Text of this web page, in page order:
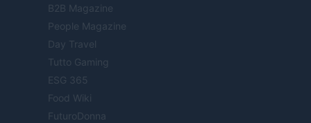
B2B Magazine
People Magazine
Day Travel
Tutto Gaming
ESG 365
Food Wiki
FuturoDonna